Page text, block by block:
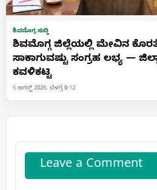
ಶಿವಮೊಗ್ಗ ಸುದ್ದಿ
ಶಿವಮೊಗ್ಗ ಜಿಲ್ಲೆಯಲ್ಲಿ ಮೇವಿನ
ಸಾಕಾಗುವಷ್ಟು ಸಂಗ್ರಹ ಲಭ್ಯ —
ಕವಳಿಕಟ್ಟಿ
5 ಆಗಸ್ಟ್ 2026, ಬೆಳಗ್ಗೆ 9:12
Leave a Comment